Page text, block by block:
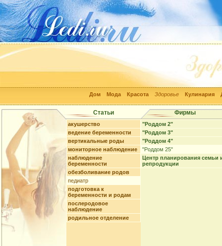
Дом Мода Красота Здоровье Кулинария
Статьи Фирмы
акушерство
ведение беременности
вертикальные роды
мониторное наблюдение
наблюдение
беременности
обезболивание родов
педиатр
подготовка к
беременности и родам
послеродовое
наблюдение
родильное отделение
"Роддом 2"
"Роддом 3"
"Роддом 4"
"Роддом 25"
Центр планирования семьи
репродукции